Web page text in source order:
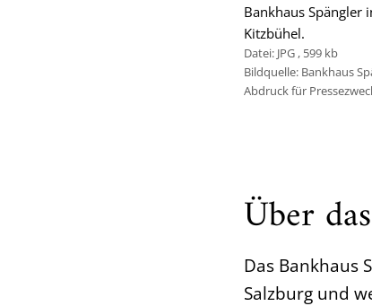
Bankhaus Spängler
Kitzbühel.
Datei: JPG , 599 kb
Bildquelle: Bankhaus
Abdruck für
Über
Das Bankhaus
Salzburg und